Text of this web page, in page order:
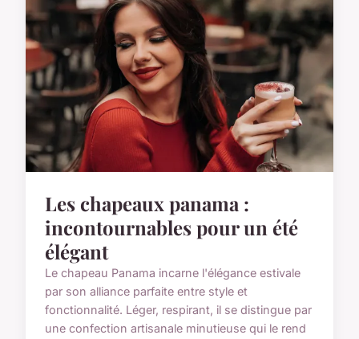
Les chapeaux panama :
incontournables pour un été
élégant
Le chapeau Panama incarne l'élégance estivale
par son alliance parfaite entre style et
fonctionnalité. Léger, respirant, il se distingue par
une confection artisanale minutieuse qui le rend